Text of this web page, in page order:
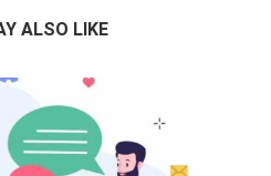
ALSO LIKE